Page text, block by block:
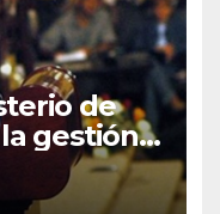
de
gestión
Estévez